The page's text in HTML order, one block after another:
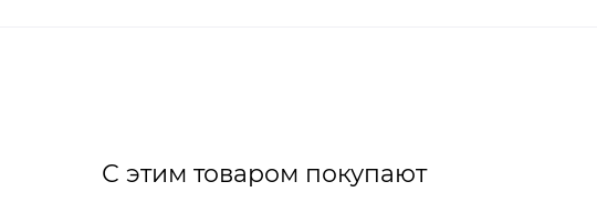
С этим товаром покупают